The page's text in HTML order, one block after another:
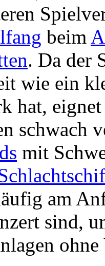
beim
. Da der
wie ein
hat,
schwach
mit
am
sind,